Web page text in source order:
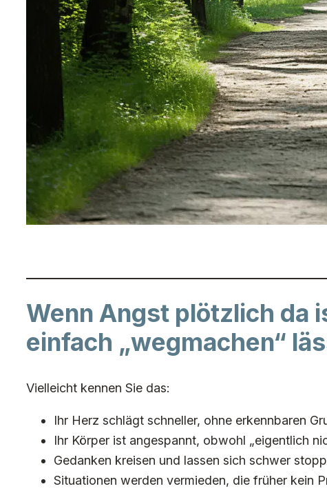
Wenn Angst plötzlich da
einfach „wegmachen“
Vielleicht kennen Sie das:
Ihr Herz schlägt schneller, ohne erkennbaren
Ihr Körper ist angespannt, obwohl „eigentlich
Gedanken kreisen und lassen sich schwer
Situationen werden vermieden, die früher kein